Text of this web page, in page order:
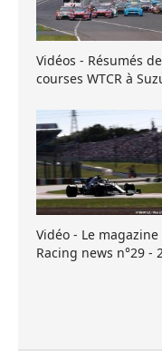
Vidéos - Résumés
courses WTCR à
Vidéo - Le magazine
Racing news n°29 -